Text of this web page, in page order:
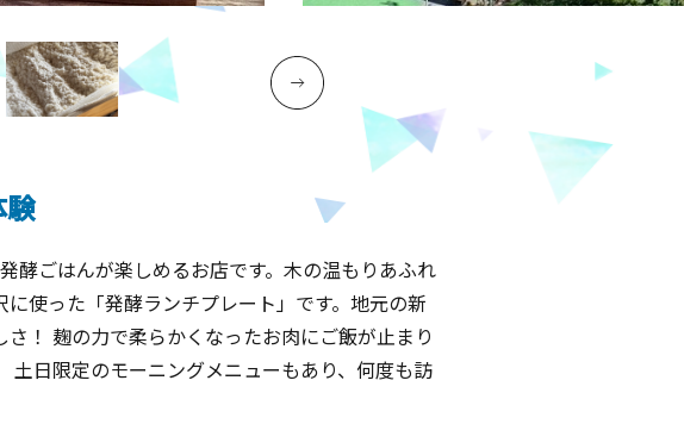
酵ごはんが楽しめるお店です。木の温もりあふれ
使った「発酵ランチプレート」です。地元の新
！ 麹の力で柔らかくなったお肉にご飯が止まり
土日限定のモーニングメニューもあり、何度も訪